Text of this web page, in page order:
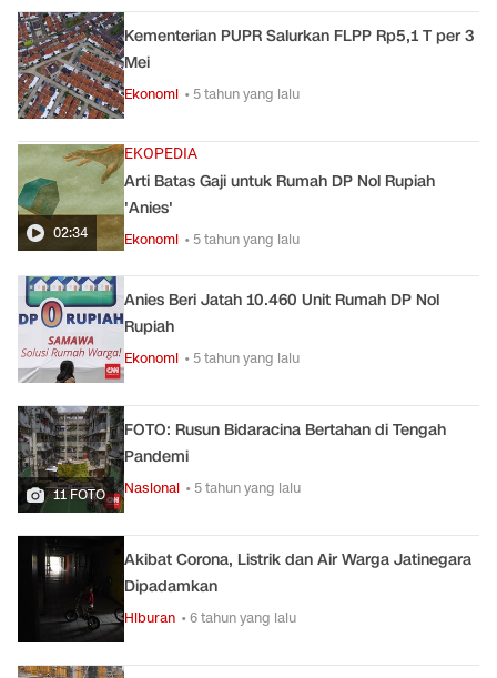
Kementerian PUPR Salurkan FLPP Rp5,1 T per 3
Mei
Ekonomi • 5 tahun yang lalu
02:34
EKOPEDIA
Arti Batas Gaji untuk Rumah DP Nol Rupiah
'Anies'
Ekonomi • 5 tahun yang lalu
Anies Beri Jatah 10.460 Unit Rumah DP Nol
Rupiah
Ekonomi • 5 tahun yang lalu
11 FOTO
FOTO: Rusun Bidaracina Bertahan di Tengah
Pandemi
Nasional • 5 tahun yang lalu
Akibat Corona, Listrik dan Air Warga Jatinegara
Dipadamkan
Hiburan • 6 tahun yang lalu